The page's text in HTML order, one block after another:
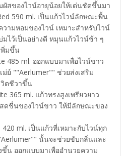
สของไวน์อายุน้อยให้เด่นชัดขึ้นมา
590 ml. เป็นแก้วไวน์ลักษณะพื้น
ามหอมของไวน์ เหมาะสำหรับไวน์
ไว้เป็นอย่างดี หมุนแก้วไวน์ช้า ๆ
พิ่มขึ้น
485 ml. ออกแบบมาเพื่อไวน์ขาว
ย์ ""Aerlumer"" ช่วยส่งเสริม
ตชีวาขึ้น
365 ml. แก้วทรงสูงเพรียวยาว
ดชื่นของไวน์ขาว ให้มีลักษณะของ
420 ml. เป็นแก้วที่เหมาะกับไวน์ทุก
นั้นจะช่วยขับกลิ่นและ
น ออกแบบมาเพื่ออำนวยความ